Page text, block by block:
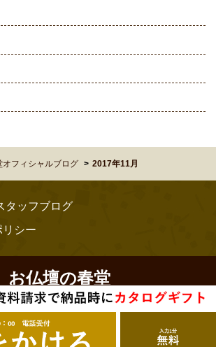
オフィシャルブログ 2017年11月
タッフブログ
リシー
お仏壇の春堂
SHUNDO. All Rights Reserved.